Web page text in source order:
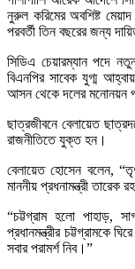
নুরুল করিমের অবশিষ্ট
পরবর্তী তিন বছরের জন্য
সিডিএ চেয়ারম্যান পদে
বিএনপির সাবেক যুগ্ম
আসন থেকে দলের মনোনয়ন
ছাত্রজীবনে বেলায়েত
রাজনীতিতে যুক্ত হন।
বেলায়েত হোসেন বলেন,
মাননীয় প্রধনামন্ত্রী
“চট্টগ্রাম হলো পাহাড়,
প্রধানমন্ত্রীর চট্টগ্রামকে
সবার পরামর্শ নিব।”